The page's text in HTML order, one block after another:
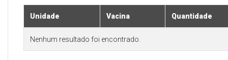
Unidade Vacina Quantidade
Nenhum resultado foi encontrado.